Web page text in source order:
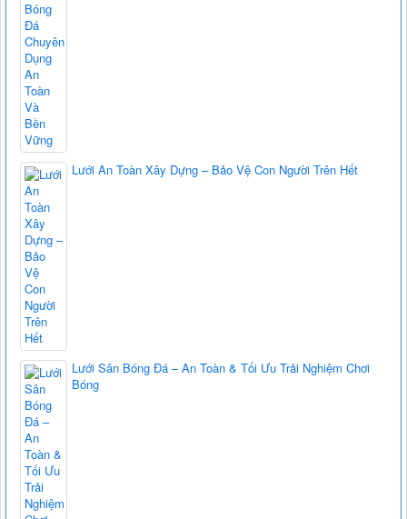
Lưới An Toàn Xây Dựng – Bảo Vệ Con Người Trên Hết
Lưới Sân Bóng Đá – An Toàn & Tối Ưu Trải Nghiệm Chơi
Bóng